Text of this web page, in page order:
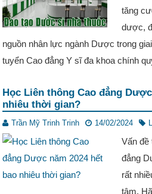
tăng
dược,
nguồn nhân lực ngành Dược trong
tuyển Cao đẳng Y sĩ đa khoa chính
Học Liên thông Cao đẳng
nhiêu thời gian?
Trần Mỹ Trinh Trinh 14/02/2024
Vấn đề
đẳng
rất
tâm.